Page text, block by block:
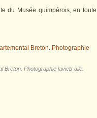
du Musée quimpérois, en toute
Breton. Photographie lavieb-aile.